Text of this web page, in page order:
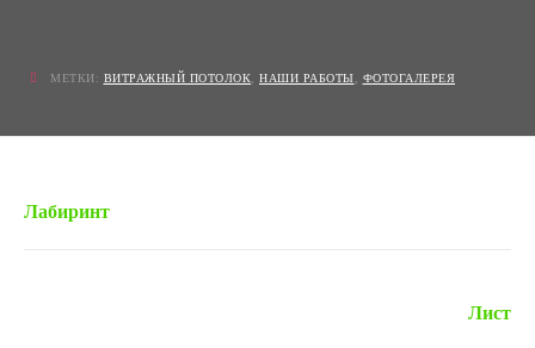
МЕТКИ: ВИТРАЖНЫЙ ПОТОЛОК НАШИ РАБОТЫ ФОТОГАЛЕРЕЯ
Лабиринт
Лист